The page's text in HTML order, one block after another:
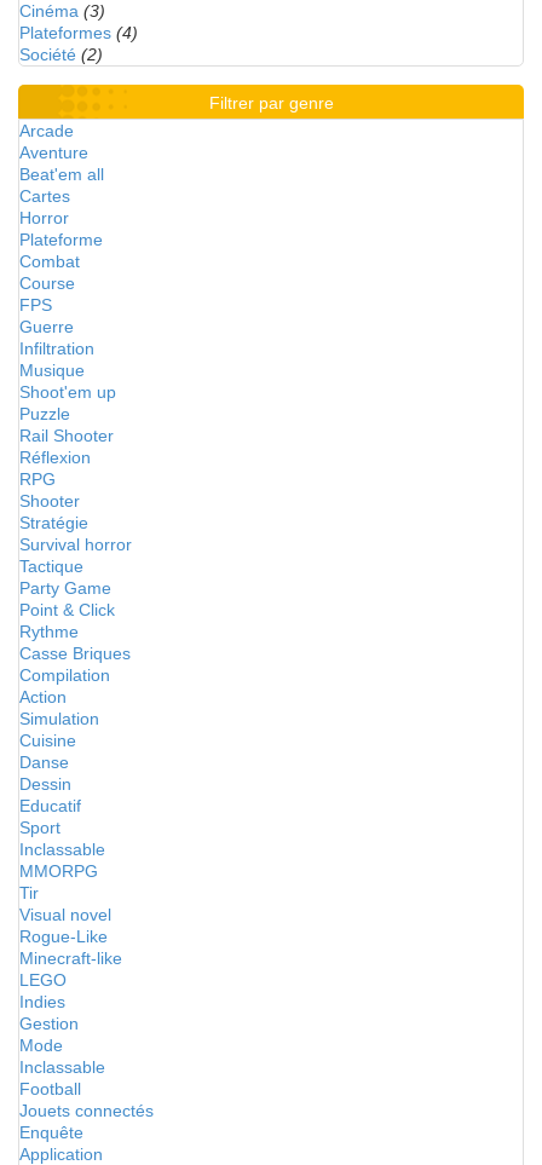
Cinéma (3)
Plateformes (4)
Société (2)
Filtrer par genre
Arcade
Aventure
Beat'em all
Cartes
Horror
Plateforme
Combat
Course
FPS
Guerre
Infiltration
Musique
Shoot'em up
Puzzle
Rail Shooter
Réflexion
RPG
Shooter
Stratégie
Survival horror
Tactique
Party Game
Point & Click
Rythme
Casse Briques
Compilation
Action
Simulation
Cuisine
Danse
Dessin
Educatif
Sport
Inclassable
MMORPG
Tir
Visual novel
Rogue-Like
Minecraft-like
LEGO
Indies
Gestion
Mode
Inclassable
Football
Jouets connectés
Enquête
Application